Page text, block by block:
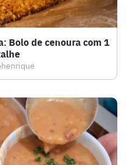
Bolo de cenoura com 1